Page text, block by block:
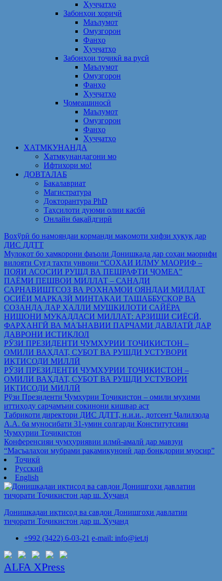
Ҳуҷҷатҳо
Забонҳои хориҷӣ
Маълумот
Омузгорон
Фанҳо
Ҳуҷҷатҳо
Забонҳои тоҷикӣ ва русӣ
Маълумот
Омузгорон
Фанҳо
Ҳуҷҷатҳо
Ҷомеашиносӣ
Маълумот
Омузгорон
Фанҳо
Ҳуҷҷатҳо
ХАТМКУНАНДА
Хатмкунандагони мо
Ифтихори мо!
ДОВТАЛАБ
Бакалавриат
Магистратура
Докторантура PhD
Таҳсилоти дуюми олии касбӣ
Онлайн бақайдгирӣ
Вохўрӣ бо намояндаи корманди мақомоти ҳифзи ҳуқуқ дар
ДИС ДДТТ
Мулоқот бо ҳамкорони фаъоли Донишкада дар соҳаи маорифи
вилояти Суғд таҳти унвони “СОҲАИ ИЛМУ МАОРИФ –
ПОЯИ АСОСИИ РУШД ВА ПЕШРАФТИ ҶОМЕА”
ПАЁМИ ПЕШВОИ МИЛЛАТ – САНАДИ
САРНАВИШТСОЗ ВА РОҲНАМОИ ОЯНДАИ МИЛЛАТ
ОСИЁИ МАРКАЗӢ МИНТАҚАИ ТАШАББУСКОР ВА
СОЗАНДА ДАР ҲАЛЛИ МУШКИЛОТИ САЙЁРА
НИШОНИ МУҚАДДАСИ МИЛЛАТ: АРЗИШИ СИЁСӢ,
ФАРҲАНГӢ ВА МАЪНАВИИ ПАРЧАМИ ДАВЛАТӢ ДАР
ДАВРОНИ ИСТИҚЛОЛ
РӮЗИ ПРЕЗИДЕНТИ ҶУМҲУРИИ ТОҶИКИСТОН –
ОМИЛИ ВАҲДАТ, СУБОТ ВА РУШДИ УСТУВОРИ
ИҚТИСОДИ МИЛЛӢ
РӮЗИ ПРЕЗИДЕНТИ ҶУМҲУРИИ ТОҶИКИСТОН –
ОМИЛИ ВАҲДАТ, СУБОТ ВА РУШДИ УСТУВОРИ
ИҚТИСОДИ МИЛЛӢ
Рўзи Президенти Ҷумҳурии Тоҷикистон – омили муҳими
иттиҳоду сарҷамъии сокинони кишвар аст
Табрикоти директори ДИС ДДТТ, н.и.и., дотсент Ҷалилзода
А.А. ба муносибати 31-умин солгарди Конститутсияи
Ҷумҳурии Тоҷикистон
Конференсияи ҷумҳуриявии илмӣ-амалӣ дар мавзуи
“Масъалаҳои мубрами рақамикунонӣ дар бонкдории муосир”
Тоҷикӣ
Русский
English
Донишкадаи иқтисод ва савдои Донишгоҳи давлатии
тиҷорати Тоҷикистон дар ш. Хуҷанд
+992 (3422) 6-03-21 e-mail: info@iet.tj
ALFA XPress